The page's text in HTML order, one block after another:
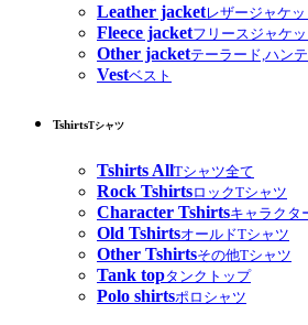
Leather jacketレザージャケッ
Fleece jacketフリースジャケッ
Other jacketテーラード,ハン
Vestベスト
TshirtsTシャツ
Tshirts AllTシャツ全て
Rock TshirtsロックTシャツ
Character Tshirtsキャラクタ
Old TshirtsオールドTシャツ
Other Tshirtsその他Tシャツ
Tank topタンクトップ
Polo shirtsポロシャツ